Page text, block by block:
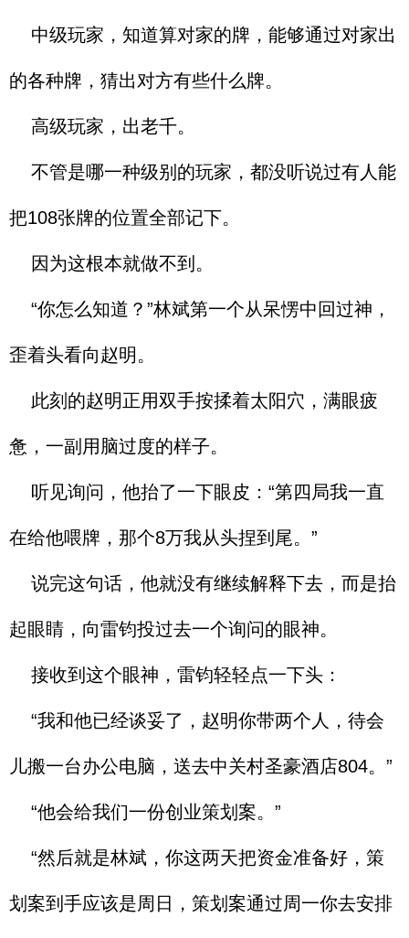
中级玩家，知道算对家的牌，能够通过对家出
的各种牌，猜出对方有些什么牌。
高级玩家，出老千。
不管是哪一种级别的玩家，都没听说过有人能
把108张牌的位置全部记下。
因为这根本就做不到。
“你怎么知道？”林斌第一个从呆愣中回过神，
歪着头看向赵明。
此刻的赵明正用双手按揉着太阳穴，满眼疲
惫，一副用脑过度的样子。
听见询问，他抬了一下眼皮：“第四局我一直
在给他喂牌，那个8万我从头捏到尾。”
说完这句话，他就没有继续解释下去，而是抬
起眼睛，向雷钧投过去一个询问的眼神。
接收到这个眼神，雷钧轻轻点一下头：
“我和他已经谈妥了，赵明你带两个人，待会
儿搬一台办公电脑，送去中关村圣豪酒店804。”
“他会给我们一份创业策划案。”
“然后就是林斌，你这两天把资金准备好，策
划案到手应该是周日，策划案通过周一你去安排